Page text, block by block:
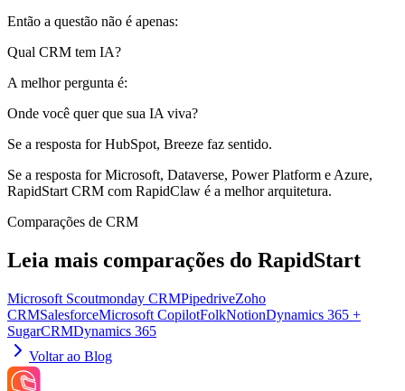
Então a questão não é apenas:
Qual CRM tem IA?
A melhor pergunta é:
Onde você quer que sua IA viva?
Se a resposta for HubSpot, Breeze faz sentido.
Se a resposta for Microsoft, Dataverse, Power Platform e Azure,
RapidStart CRM com RapidClaw é a melhor arquitetura.
Comparações de CRM
Leia mais comparações do RapidStart
Microsoft Scoutmonday CRMPipedriveZoho
CRMSalesforceMicrosoft CopilotFolkNotionDynamics 365 +
SugarCRMDynamics 365
Voltar ao Blog